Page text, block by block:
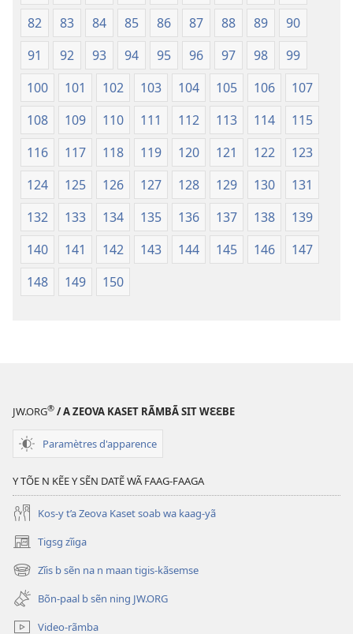
82
83 84 85 86 87 88 89
90
91
92 93 94 95 96 97 98
99
100
101 102 103 104 105 106
107
108
109 110 111 112 113 114
115
116
117 118 119 120 121 122
123
124
125 126 127 128 129 130
131
132
133 134 135 136 137 138
139
140
141 142 143 144 145 146
147
148
149 150
JW.ORG® / A ZEOVA KASET RÃMBÃ SIT WƐƐBE
Paramètres d'apparence
Y TÕE N KẼE Y SẼN DATẼ WÃ FAAG-FAAGA
Kos-y t’a Zeova Kaset soab wa kaag-yã
Tigsg zĩiga
(ouvre
une
nouvelle
fenêtre)
Zĩis b sẽn na n maan tigis-kãsemse
(ouvre
une
nouvelle
fenêtre)
Bõn-paal b sẽn ning JW.ORG
Video-rãmba